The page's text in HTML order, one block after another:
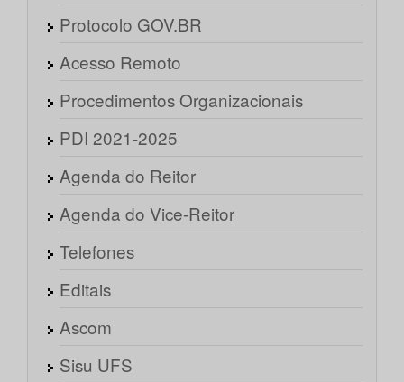
Protocolo GOV.BR
Acesso Remoto
Procedimentos Organizacionais
PDI 2021-2025
Agenda do Reitor
Agenda do Vice-Reitor
Telefones
Editais
Ascom
Sisu UFS